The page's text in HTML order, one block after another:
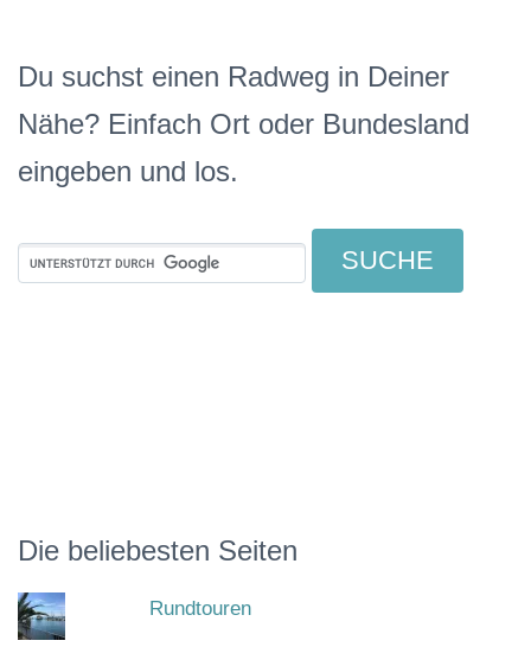
Du suchst einen Radweg in Deiner
Nähe? Einfach Ort oder Bundesland
eingeben und los.
Die beliebesten Seiten
Rundtouren